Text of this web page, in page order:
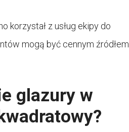
korzystał z usług ekipy do
mogą być cennym źródłem
glazury w